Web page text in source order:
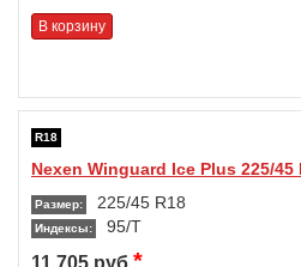
В корзину
R18
Nexen Winguard Ice Plus 225/45
Размер: 225/45 R18
Индексы: 95/T
11 705 руб. *